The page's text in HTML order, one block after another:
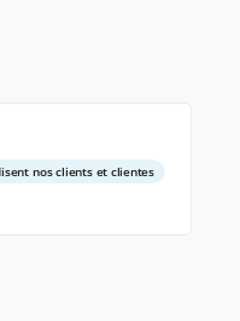
nos clients et clientes